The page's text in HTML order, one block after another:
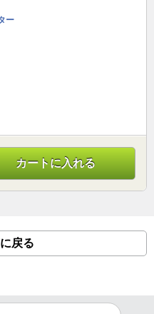
ー
カートに入れる
戻る